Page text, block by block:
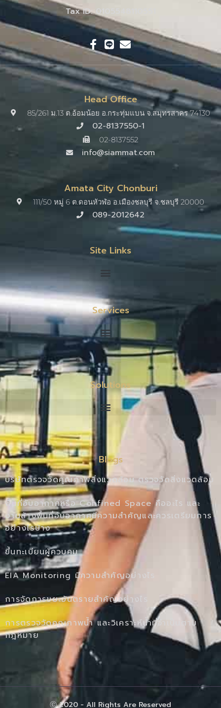
Tax ID: 0105548110551
Head Office
85/261 ม.13 ต.อ้อมน้อย อ.กระทุ่มแบน จ.สมุทรสาคร 74130
02-8137550-1
02-8137552
info@siammat.com
Amata City Chonburi
111/50 หมู่ 6 ต.ดอนหัวฬ่อ อ.เมืองชลบุรี จ.ชลบุรี 20000​
089-2012642
Site Links
Services
Solutions
Blogs
บริษัทตรวจวัดคุณภาพสิ่งแวดล้อม ตรวจวัดสิ่งแวดล้อม
พื้นที่อับอากาศหรือ Confined Space คืออะไร และ
งานล้างพื้นที่อับอากาศมีความสำคัญและควรเตรียมการ
อย่างไรบ้าง
ขึ้นทะเบียนผู้ควบคุม
EIA Monitoring มีความสำคัญอย่างไร
การจัดการขยะอันตรายสำคัญอย่างไร
การตรวจวัดคุณภาพน้ำ และวิเคราะห์น้ำที่จำเป็นตาม
กฎหมาย
Ⓒ 2020 - All Rights Are Reserved